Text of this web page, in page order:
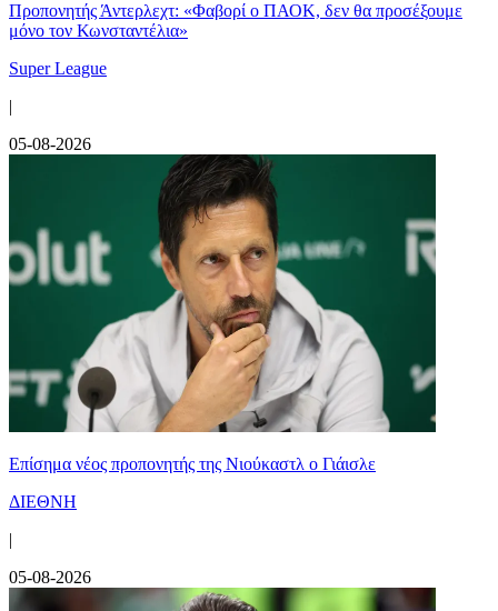
Προπονητής Άντερλεχτ: «Φαβορί ο ΠΑΟΚ, δεν θα προσέξουμε
μόνο τον Κωνσταντέλια»
Super League
|
05-08-2026
Επίσημα νέος προπονητής της Νιούκαστλ ο Γιάισλε
ΔΙΕΘΝΗ
|
05-08-2026